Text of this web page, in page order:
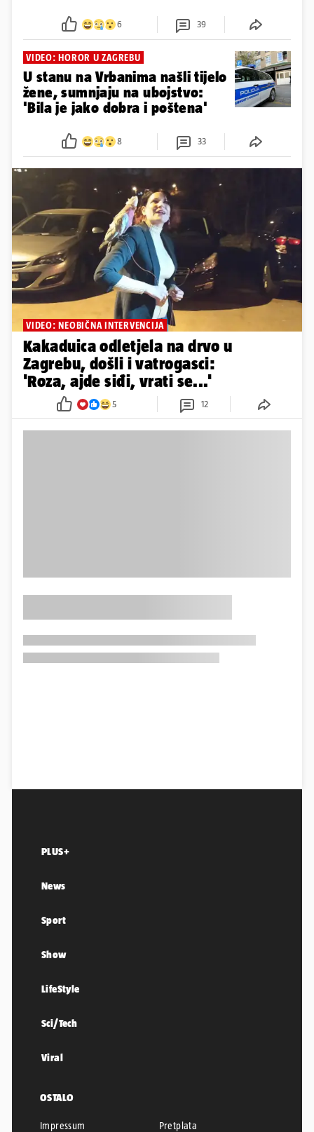
6 39
VIDEO: HOROR U ZAGREBU
U stanu na Vrbanima našli tijelo
žene, sumnjaju na ubojstvo:
'Bila je jako dobra i poštena'
8 33
VIDEO: NEOBIČNA INTERVENCIJA
Kakaduica odletjela na drvo u
Zagrebu, došli i vatrogasci:
'Roza, ajde siđi, vrati se...'
5 12
PLUS+
News
Sport
Show
LifeStyle
Sci/Tech
Viral
OSTALO
Impressum Pretplata